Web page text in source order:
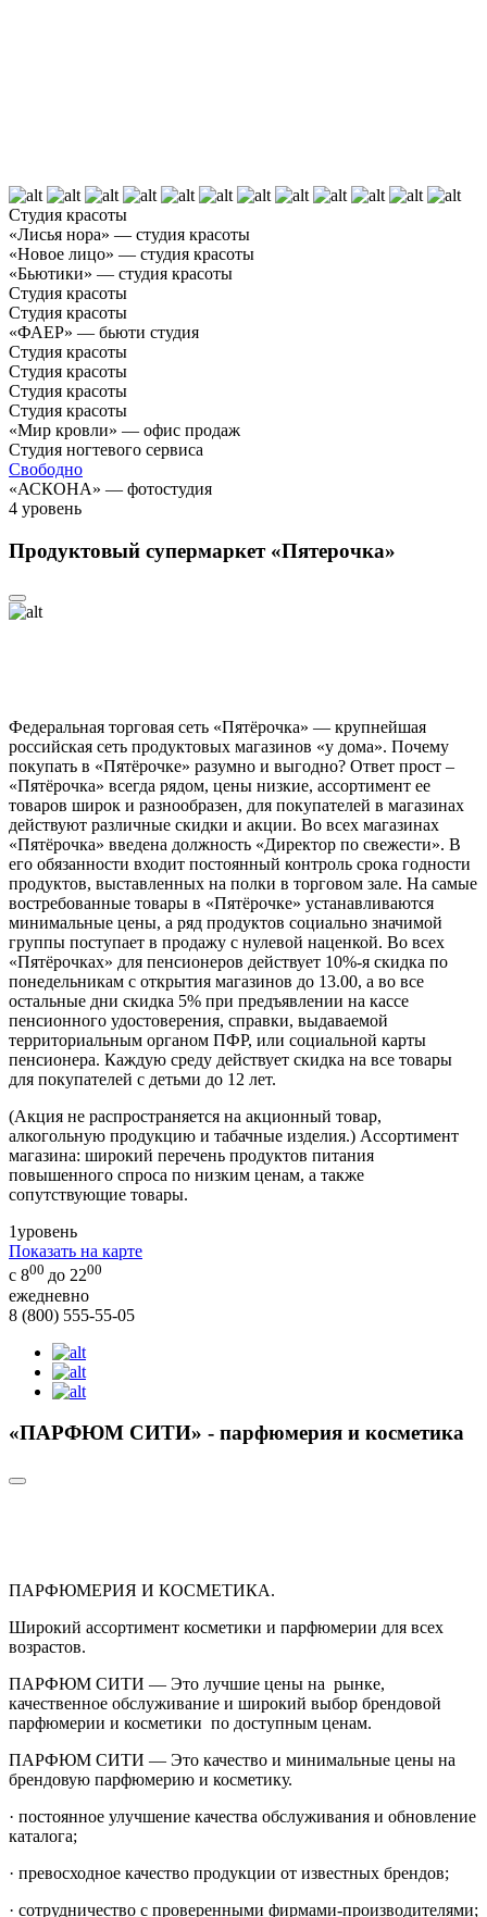
Студия красоты
«Лисья нора» — студия красоты
«Новое лицо» — студия красоты
«Бьютики» — студия красоты
Студия красоты
Студия красоты
«ФАЕР» — бьюти студия
Студия красоты
Студия красоты
Студия красоты
Студия красоты
«Мир кровли» — офис продаж
Студия ногтевого сервиса
Свободно
«АСКОНА» — фотостудия
4 уровень
Продуктовый супермаркет «Пятерочка»
Федеральная торговая сеть «Пятёрочка» — крупнейшая
российская сеть продуктовых магазинов «у дома». Почему
покупать в «Пятёрочке» разумно и выгодно? Ответ прост –
«Пятёрочка» всегда рядом, цены низкие, ассортимент ее
товаров широк и разнообразен, для покупателей в магазинах
действуют различные скидки и акции. Во всех магазинах
«Пятёрочка» введена должность «Директор по свежести». В
его обязанности входит постоянный контроль срока годности
продуктов, выставленных на полки в торговом зале. На самые
востребованные товары в «Пятёрочке» устанавливаются
минимальные цены, а ряд продуктов социально значимой
группы поступает в продажу с нулевой наценкой. Во всех
«Пятёрочках» для пенсионеров действует 10%-я скидка по
понедельникам с открытия магазинов до 13.00, а во все
остальные дни скидка 5% при предъявлении на кассе
пенсионного удостоверения, справки, выдаваемой
территориальным органом ПФР, или социальной карты
пенсионера. Каждую среду действует скидка на все товары
для покупателей с детьми до 12 лет.
(Акция не распространяется на акционный товар,
алкогольную продукцию и табачные изделия.) Ассортимент
магазина: широкий перечень продуктов питания
повышенного спроса по низким ценам, а также
сопутствующие товары.
1уровень
Показать на карте
с 800 до 2200
ежедневно
8 (800) 555-55-05
«ПАРФЮМ СИТИ» - парфюмерия и косметика
ПАРФЮМЕРИЯ И КОСМЕТИКА.
Широкий ассортимент косметики и парфюмерии для всех
возрастов.
ПАРФЮМ СИТИ — Это лучшие цены на рынке,
качественное обслуживание и широкий выбор брендовой
парфюмерии и косметики по доступным ценам.
ПАРФЮМ СИТИ — Это качество и минимальные цены на
брендовую парфюмерию и косметику.
· постоянное улучшение качества обслуживания и обновление
каталога;
· превосходное качество продукции от известных брендов;
· сотрудничество с проверенными фирмами-производителями;